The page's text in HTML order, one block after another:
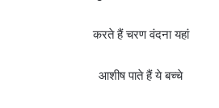
करते हैं चरण वंदना यहां
आशीष पाते हैं ये बच्चे